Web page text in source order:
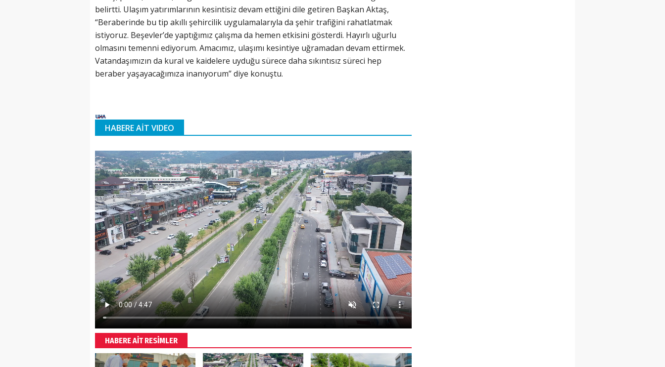
belirtti. Ulaşım yatırımlarının kesintisiz devam ettiğini dile getiren Başkan Aktaş,
“Beraberinde bu tip akıllı şehircilik uygulamalarıyla da şehir trafiğini rahatlatmak
istiyoruz. Beşevler’de yaptığımız çalışma da hemen etkisini gösterdi. Hayırlı uğurlu
olmasını temenni ediyorum. Amacımız, ulaşımı kesintiye uğramadan devam ettirmek.
Vatandaşımızın da kural ve kaidelere uyduğu sürece daha sıkıntısız süreci hep
beraber yaşayacağımıza inanıyorum” diye konuştu.
HABERE AİT VIDEO
HABERE AİT RESİMLER